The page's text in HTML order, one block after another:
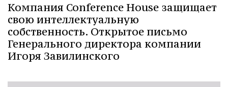
Компания Conference House защищает
свою интеллектуальную
собственность. Открытое письмо
Генерального директора компании
Игоря Завилинского